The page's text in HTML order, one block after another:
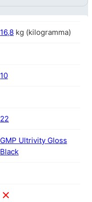
16,8 kg (kilogramma)
10
22
GMP Ultrivity Gloss
Black